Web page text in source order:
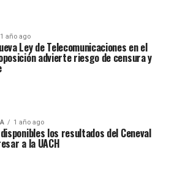
1 año ago
Ley de Telecomunicaciones en el
advierte riesgo de censura y
1 año ago
los resultados del Ceneval
a la UACH